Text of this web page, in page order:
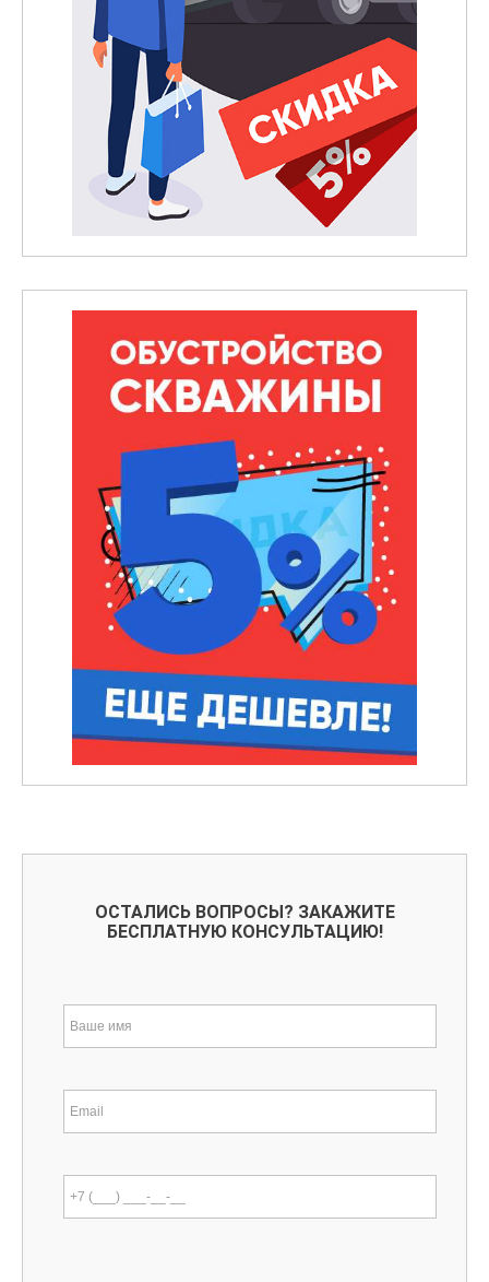
ОСТАЛИСЬ ВОПРОСЫ? ЗАКАЖИТЕ
БЕСПЛАТНУЮ КОНСУЛЬТАЦИЮ!